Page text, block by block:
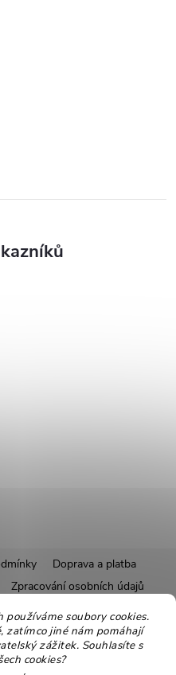
používáme soubory cookies.
zatímco jiné nám pomáhají
zážitek. Souhlasíte s
cookies?
Doprava a platba
Zpracování osobních údajů
program
Recepty
balení Moje objednávka